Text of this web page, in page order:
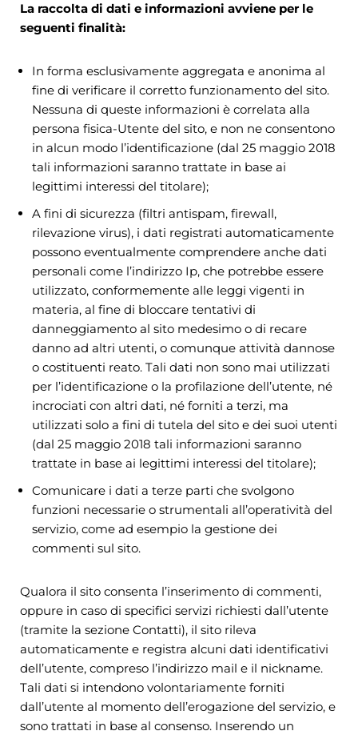
La raccolta di dati e informazioni avviene per le
seguenti finalità:
In forma esclusivamente aggregata e anonima al
fine di verificare il corretto funzionamento del sito.
Nessuna di queste informazioni è correlata alla
persona fisica-Utente del sito, e non ne consentono
in alcun modo l’identificazione (dal 25 maggio 2018
tali informazioni saranno trattate in base ai
legittimi interessi del titolare);
A fini di sicurezza (filtri antispam, firewall,
rilevazione virus), i dati registrati automaticamente
possono eventualmente comprendere anche dati
personali come l’indirizzo Ip, che potrebbe essere
utilizzato, conformemente alle leggi vigenti in
materia, al fine di bloccare tentativi di
danneggiamento al sito medesimo o di recare
danno ad altri utenti, o comunque attività dannose
o costituenti reato. Tali dati non sono mai utilizzati
per l’identificazione o la profilazione dell’utente, né
incrociati con altri dati, né forniti a terzi, ma
utilizzati solo a fini di tutela del sito e dei suoi utenti
(dal 25 maggio 2018 tali informazioni saranno
trattate in base ai legittimi interessi del titolare);
Comunicare i dati a terze parti che svolgono
funzioni necessarie o strumentali all’operatività del
servizio, come ad esempio la gestione dei
commenti sul sito.
Qualora il sito consenta l’inserimento di commenti,
oppure in caso di specifici servizi richiesti dall’utente
(tramite la sezione Contatti), il sito rileva
automaticamente e registra alcuni dati identificativi
dell’utente, compreso l’indirizzo mail e il nickname.
Tali dati si intendono volontariamente forniti
dall’utente al momento dell’erogazione del servizio, e
sono trattati in base al consenso. Inserendo un